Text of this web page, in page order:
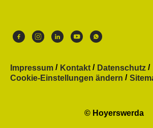
Impressum Kontakt
Datenschutz
Cookie-Einstellungen ändern
© Hoyerswerda